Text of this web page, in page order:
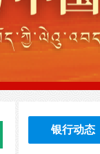
银行动态